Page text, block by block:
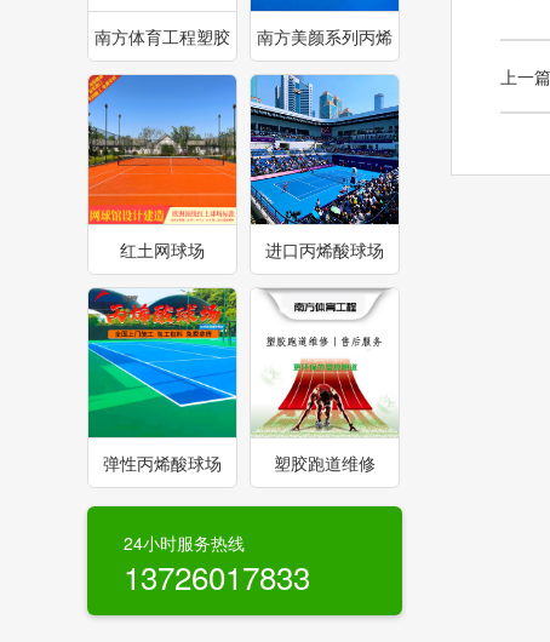
南方体育工程塑胶
南方美颜系列丙烯
酸球场
红土网球场 进口丙烯酸球场
弹性丙烯酸球场 塑胶跑道维修
24小时服务热线
13726017833
上一